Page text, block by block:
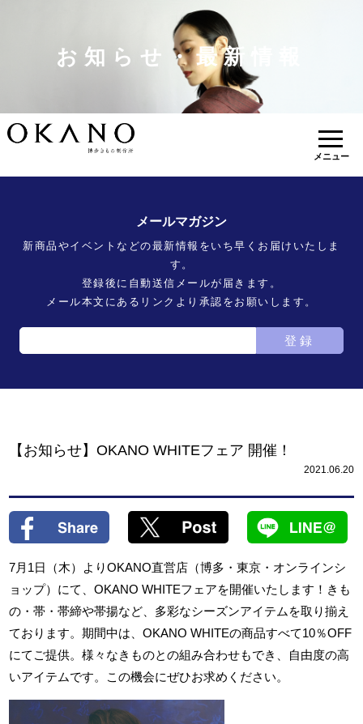
お知らせ・最新情報
メニュー
メールマガジン
新商品やイベントなどの最新情報をいち早くお届けいたしま
す。
登録後に自動送信メールが届きます。
メール本文にあるリンクより承認をお願いします。
登録
【お知らせ】OKANO WHITEフェア 開催！
2021.06.20
7月1日（木）よりOKANO直営店（博多・東京・オンラインシ
ョップ）にて、OKANO WHITEフェアを開催いたします！きも
の・帯・帯締や帯揚など、多彩なシーズンアイテムを取り揃え
ております。期間中は、OKANO WHITEの商品すべて10％OFF
にてご提供。様々なきものとの組み合わせもでき、自由度の高
いアイテムです。この機会にぜひお求めください。